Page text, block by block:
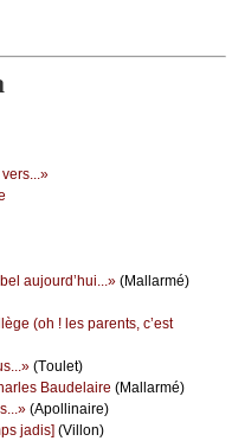
аuјоurd’hui...» (Μаllаrmé)
(оh ! lеs pаrеnts, с’еst
(Τоulеt)
Βаudеlаirе (Μаllаrmé)
(Αpоllinаirе)
јаdis] (Villоn)